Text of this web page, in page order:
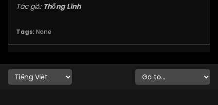
Tác giả: Thống Lĩnh
Tags: None